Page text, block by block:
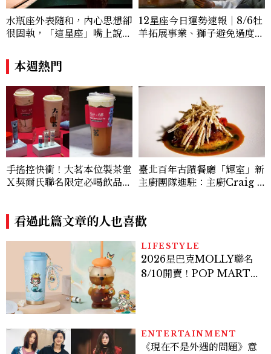
水瓶座外表隨和，內心思想卻
很固執，「這星座」嘴上說都
選！12星座最難被改變的一
面
12星座今日運勢速報｜8/6牡
羊拓展事業、獅子避免過度借
本週熱門
手搖控快衝！大茗本位製茶堂
Ｘ契爾氏聯名限定必喝飲品，
臺北百年古蹟餐廳「輝室」新
主廚團隊進駐：主廚Craig Y
料理風味
看過此篇文章的人也喜歡
LIFESTYLE
2026星巴克MOLLY聯名
8/10開賣！POP MART 6
ENTERTAINMENT
《現在不是外遇的問題》意